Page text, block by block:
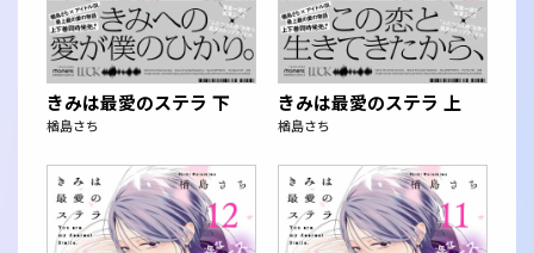
きみは最愛のステラ 下
楢島さち
きみは最愛のステラ 上
楢島さち